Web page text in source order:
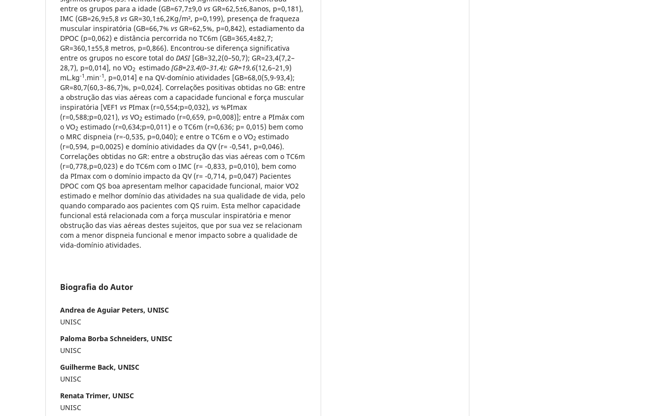
entre os grupos para a idade (GB=67,7±9,0 vs GR=62,5±6,8anos, p=0,181),
IMC (GB=26,9±5,8 vs GR=30,1±6,2Kg/m², p=0,199), presença de fraqueza
muscular inspiratória (GB=66,7% vs GR=62,5%, p=0,842), estadiamento da
DPOC (p=0,062) e distância percorrida no TC6m (GB=365,4±82,7;
GR=360,1±55,8 metros, p=0,866). Encontrou-se diferença significativa
entre os grupos no escore total do DASI[GB=32,2(0–50,7); GR=23,4(7,2–
28,7), p=0,014], no VO2 estimado [GB=23,4(0–31,4); GR=19,6(12,6–21,9)
mL.kg-1 .min-1 , p=0,014] e na QV-domínio atividades [GB=68,0(5,9-93,4);
GR=80,7(60,3–86,7)%, p=0,024]. Correlações positivas obtidas no GB: entre
a obstrução das vias aéreas com a capacidade funcional e força muscular
inspiratória [VEF1 vs PImax (r=0,554;p=0,032), vs %PImax
(r=0,588;p=0,021), vs VO2 estimado (r=0,659, p=0,008)]; entre a PImáx com
o VO2 estimado (r=0,634;p=0,011) e o TC6m (r=0,636; p= 0,015) bem como
o MRC dispneia (r=-0,535, p=0,040); e entre o TC6m e o VO2 estimado
(r=0,594, p=0,0025) e domínio atividades da QV (r= -0,541, p=0,046).
Correlações obtidas no GR: entre a obstrução das vias aéreas com o TC6m
(r=0,778,p=0,023) e do TC6m com o IMC (r= -0,833, p=0,010), bem como
da PImax com o domínio impacto da QV (r= -0,714, p=0,047) Pacientes
DPOC com QS boa apresentam melhor capacidade funcional, maior VO2
estimado e melhor domínio das atividades na sua qualidade de vida, pelo
quando comparado aos pacientes com QS ruim. Esta melhor capacidade
funcional está relacionada com a força muscular inspiratória e menor
obstrução das vias aéreas destes sujeitos, que por sua vez se relacionam
com a menor dispneia funcional e menor impacto sobre a qualidade de
vida-domínio atividades.
Biografia do Autor
Andrea de Aguiar Peters, UNISC
UNISC
Paloma Borba Schneiders, UNISC
UNISC
Guilherme Back, UNISC
UNISC
Renata Trimer, UNISC
UNISC